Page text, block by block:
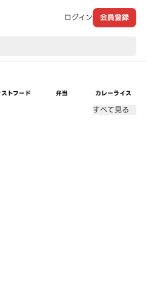
ログイン 会員登録
トフード 弁当 カレーライス
すべて見る